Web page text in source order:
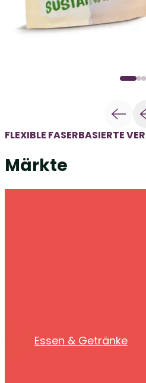
FLEXIBLE FASERBASIERTE
Märkte
Essen & Getränke